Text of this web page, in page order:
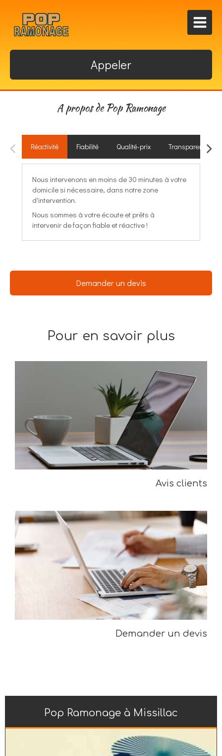
Appeler
A propos de Pop Ramonage
Réactivité Fiabilité Qualité-prix Transparence
Nous intervenons en moins de 30 minutes à votre
domicile si nécessaire, dans notre zone
d'intervention.
Nous sommes à votre écoute et prêts à
intervenir de façon fiable et réactive !
Demander un devis
Pour en savoir plus
Avis clients
Demander un devis
Pop Ramonage à Missillac